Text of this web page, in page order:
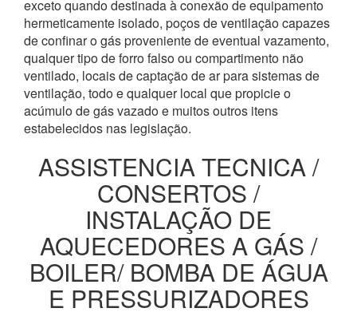
exceto quando destinada à conexão de equipamento
hermeticamente isolado, poços de ventilação capazes
de confinar o gás proveniente de eventual vazamento,
qualquer tipo de forro falso ou compartimento não
ventilado, locais de captação de ar para sistemas de
ventilação, todo e qualquer local que propicie o
acúmulo de gás vazado e muitos outros itens
estabelecidos nas legislação.
ASSISTENCIA TECNICA /
CONSERTOS /
INSTALAÇÃO DE
AQUECEDORES A GÁS /
BOILER/ BOMBA DE ÁGUA
E PRESSURIZADORES